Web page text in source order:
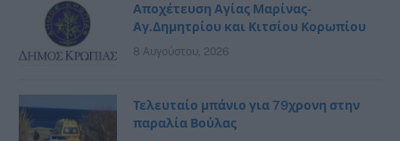
Αποχέτευση Αγίας Μαρίνας-
Αγ.Δημητρίου και Κιτσίου Κορωπίου
8 Αυγούστου, 2026
Τελευταίο μπάνιο για 79χρονη στην
παραλία Βούλας